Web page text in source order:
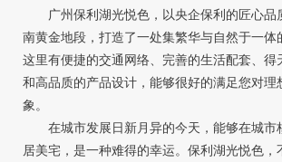
广州保利湖光悦色，以央企保利的匠心品
南黄金地段，打造了一处集繁华与自然于一体
这里有便捷的交通网络、完善的生活配套、得
和高品质的产品设计，能够很好的满足您对理
象。
在城市发展日新月异的今天，能够在城市
居美宅，是一种难得的幸运。保利湖光悦色，